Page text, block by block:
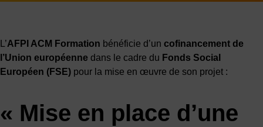
L’AFPI ACM Formation bénéficie d’un cofinancement de
l’Union européenne dans le cadre du Fonds Social
Européen (FSE) pour la mise en œuvre de son projet :
« Mise en place d’une